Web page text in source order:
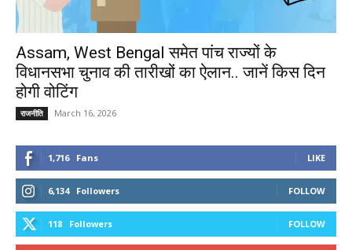
Assam, West Bengal समेत पांच राज्यों के
विधानसभा चुनाव की तारीखों का ऐलान.. जानें किस दिन
होगी वोटिंग
राजनीति March 16, 2026
1,716 Fans LIKE
6,134 Followers FOLLOW
118 Followers FOLLOW